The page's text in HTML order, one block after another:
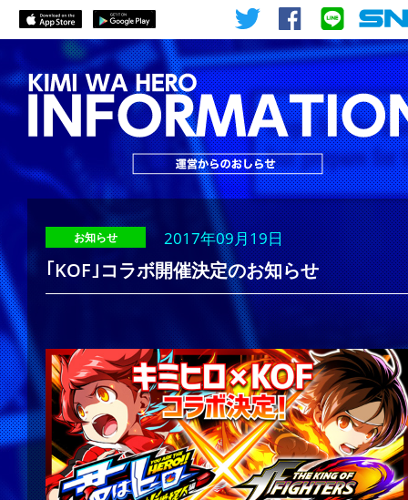
お知らせ 2017年09月19日
｢KOF｣コラボ開催決定のお知らせ